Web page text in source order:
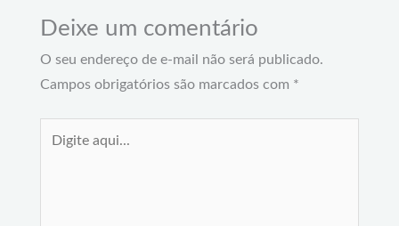
Deixe um comentário
O seu endereço de e-mail não será publicado.
Campos obrigatórios são marcados com *